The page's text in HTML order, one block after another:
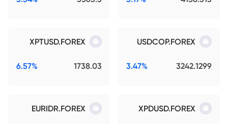
USDCOP.FOREX
3242.1299
3.47%
XPTUSD.FOREX
1738.03
6.57%
XPDUSD.FOREX
EURIDR.FOREX